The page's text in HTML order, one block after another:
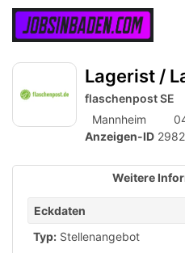
Accessibility
Modus
aktivieren
zur
zum
Lagerist /
flaschenpost SE
Mannheim
Anzeigen-ID
Weitere
Eckdaten
Typ: Stellenangebot